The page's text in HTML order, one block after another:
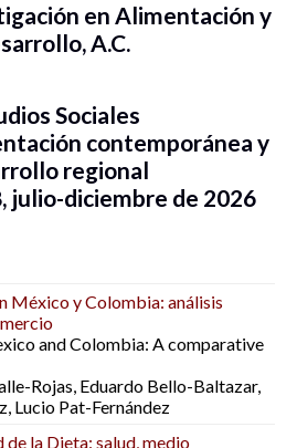
en Alimentación y
A.C.
Sociales
contemporánea y
regional
julio-diciembre de 2026
México y Colombia: análisis
and Colombia: A comparative
Rojas, Eduardo Bello-Baltazar,
Lucio Pat-Fernández
la Dieta: salud, medio